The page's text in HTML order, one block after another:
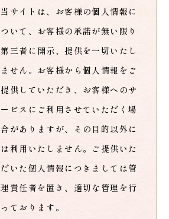
当サイトは、お客様の個人情報に
ついて、お客様の承諾が無い限り
第三者に開示、提供を一切いたし
ません。お客様から個人情報をご
提供していただき、お客様へのサ
ービスにご利用させていただく場
合がありますが、その目的以外に
は利用いたしません。ご提供いた
だいた個人情報につきましては管
理責任者を置き、適切な管理を行
っております。